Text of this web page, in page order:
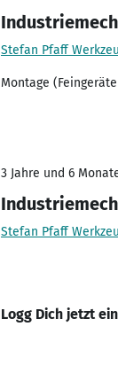
Stefan Pfaff
Montage
3 Jahre und 6
Stefan Pfaff
Logg Dich jetzt